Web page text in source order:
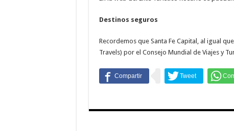
Destinos seguros
Recordemos que Santa Fe Capital, al igual
Travels) por el Consejo Mundial de Viajes y